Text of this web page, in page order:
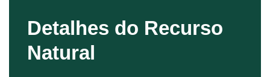
Detalhes do Recurso
Natural